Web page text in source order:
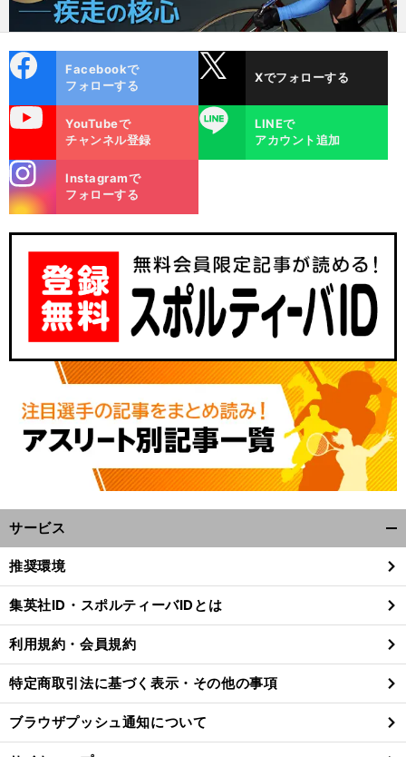
ok
Facebookで
フォローする
Xでフォローする
YouTubeで
チャンネル登録
LINE
LINEで
アカウント追加
m
Instagramで
フォローする
サービス
閉
る
推奨環境
集英社ID・スポルティーバIDとは
利用規約・会員規約
特定商取引法に基づく表示・その他の事項
ブラウザプッシュ通知について